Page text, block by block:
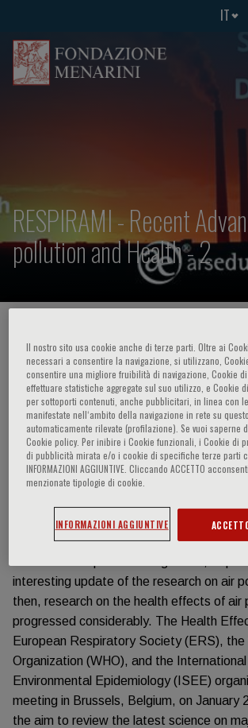
IT
RESPIRAMI - Recent
pollution and Health - 2
Informazioni sull'evento
18 November 2020 6.00 – 7.20 pm
Presentation
remarkable event with a large
scientists, professionals of the health care
interesting update of the research on air
then, research on the health effects of air
progressed considerably. The Health
European Respiratory Society (ERS), the
Organization (WHO), and the
Environmental Epidemiology (ISEE)
meeting in Brussels, Belgium, on January
the aim to review the latest science on
Il nostro sito usa cookie anche di terze parti. Oltre ai
necessari a consentire la navigazione, si utilizzano,
consentire una migliore fruibilità di navigazione, Cookie
effettuare statistiche aggregate sul suo utilizzo, e Cookie
per sottoporti contenuti, anche pubblicitari, in linea con
manifestate nell‘ambito della navigazione in rete su
automaticamente rilevate (profilazione). Se vuoi saperne
Cookie policy. Per inibire i Cookie funzionali, i Cookie di
di pubblicità mirata e/o i cookie di specifiche terze parti
INFORMAZIONI AGGIUNTIVE. Cliccando ACCETTO
menzionate tipologie di cookie.
INFORMAZIONI AGGIUNTIVE